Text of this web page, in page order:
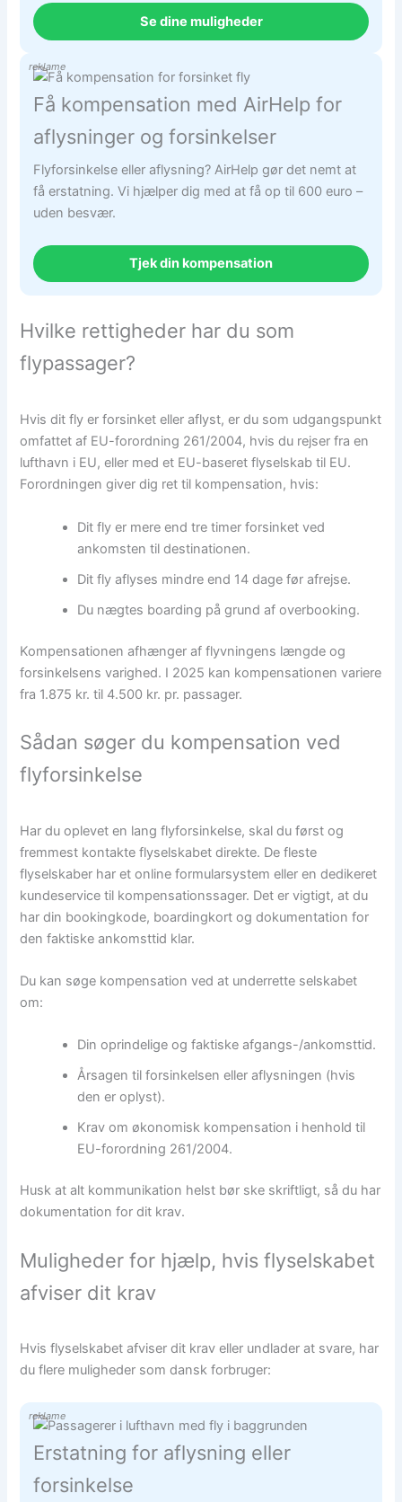
Se dine muligheder
reklame
Få kompensation med AirHelp for
aflysninger og forsinkelser
Flyforsinkelse eller aflysning? AirHelp gør det nemt at
få erstatning. Vi hjælper dig med at få op til 600 euro –
uden besvær.
Tjek din kompensation
Hvilke rettigheder har du som
flypassager?
Hvis dit fly er forsinket eller aflyst, er du som udgangspunkt
omfattet af EU-forordning 261/2004, hvis du rejser fra en
lufthavn i EU, eller med et EU-baseret flyselskab til EU.
Forordningen giver dig ret til kompensation, hvis:
Dit fly er mere end tre timer forsinket ved
ankomsten til destinationen.
Dit fly aflyses mindre end 14 dage før afrejse.
Du nægtes boarding på grund af overbooking.
Kompensationen afhænger af flyvningens længde og
forsinkelsens varighed. I 2025 kan kompensationen variere
fra 1.875 kr. til 4.500 kr. pr. passager.
Sådan søger du kompensation ved
flyforsinkelse
Har du oplevet en lang flyforsinkelse, skal du først og
fremmest kontakte flyselskabet direkte. De fleste
flyselskaber har et online formularsystem eller en dedikeret
kundeservice til kompensationssager. Det er vigtigt, at du
har din bookingkode, boardingkort og dokumentation for
den faktiske ankomsttid klar.
Du kan søge kompensation ved at underrette selskabet
om:
Din oprindelige og faktiske afgangs-/ankomsttid.
Årsagen til forsinkelsen eller aflysningen (hvis
den er oplyst).
Krav om økonomisk kompensation i henhold til
EU-forordning 261/2004.
Husk at alt kommunikation helst bør ske skriftligt, så du har
dokumentation for dit krav.
Muligheder for hjælp, hvis flyselskabet
afviser dit krav
Hvis flyselskabet afviser dit krav eller undlader at svare, har
du flere muligheder som dansk forbruger:
reklame
Erstatning for aflysning eller
forsinkelse